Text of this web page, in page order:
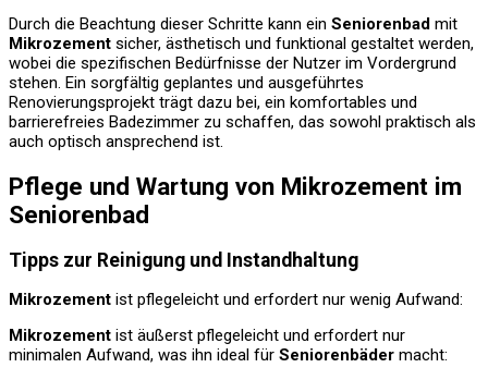
Durch die Beachtung dieser Schritte kann ein Seniorenbad mit
Mikrozement sicher, ästhetisch und funktional gestaltet werden,
wobei die spezifischen Bedürfnisse der Nutzer im Vordergrund
stehen. Ein sorgfältig geplantes und ausgeführtes
Renovierungsprojekt trägt dazu bei, ein komfortables und
barrierefreies Badezimmer zu schaffen, das sowohl praktisch als
auch optisch ansprechend ist.
Pflege und Wartung von Mikrozement im
Seniorenbad
Tipps zur Reinigung und Instandhaltung
Mikrozement ist pflegeleicht und erfordert nur wenig Aufwand:
Mikrozement ist äußerst pflegeleicht und erfordert nur
minimalen Aufwand, was ihn ideal für Seniorenbäder macht: